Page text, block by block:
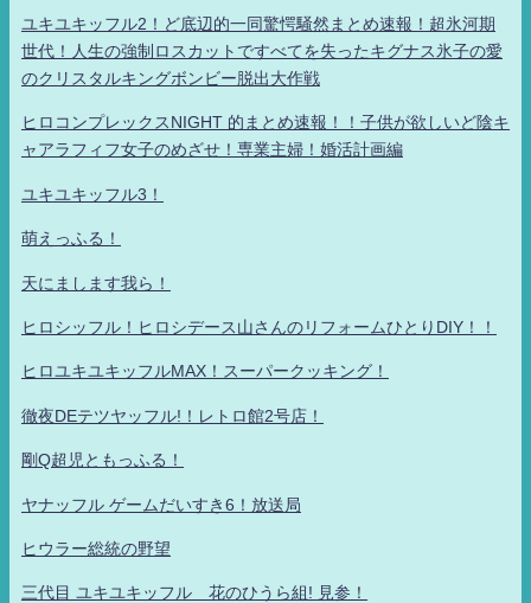
ユキユキッフル2！ど底辺的一同驚愕騒然まとめ速報！超氷河期
世代！人生の強制ロスカットですべてを失ったキグナス氷子の愛
のクリスタルキングボンビー脱出大作戦
ヒロコンプレックスNIGHT 的まとめ速報！！子供が欲しいど陰キ
ャアラフィフ女子のめざせ！専業主婦！婚活計画編
ユキユキッフル3！
萌えっふる！
天にまします我ら！
ヒロシッフル！ヒロシデース山さんのリフォームひとりDIY！！
ヒロユキユキッフルMAX！スーパークッキング！
徹夜DEテツヤッフル!！レトロ館2号店！
剛Q超児ともっふる！
ヤナッフル ゲームだいすき6！放送局
ヒウラー総統の野望
三代目 ユキユキッフル 花のひうら組! 見参！